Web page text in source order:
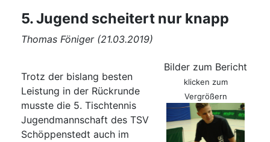
5. Jugend scheitert nur knapp
Thomas Föniger (21.03.2019)
Trotz der bislang besten
Leistung in der Rückrunde
musste die 5. Tischtennis
Jugendmannschaft des TSV
Schöppenstedt auch im
Bilder zum Bericht
klicken zum
Vergrößern